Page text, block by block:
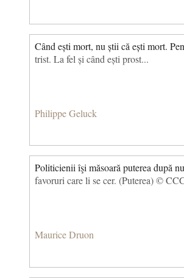
Când ești mort, nu știi că ești mort.
trist. La fel și când ești prost...
Philippe Geluck
Politicienii îşi măsoară puterea după
favoruri care li se cer. (Puterea) ©
Maurice Druon